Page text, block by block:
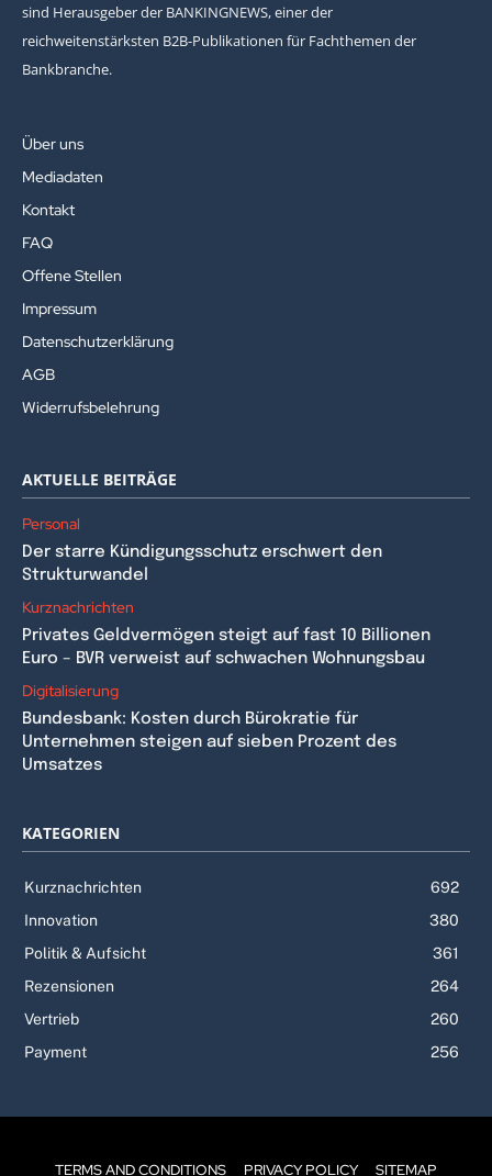
sind Herausgeber der BANKINGNEWS, einer der
reichweitenstärksten B2B-Publikationen für Fachthemen der
Bankbranche.
Über uns
Mediadaten
Kontakt
FAQ
Offene Stellen
Impressum
Datenschutzerklärung
AGB
Widerrufsbelehrung
AKTUELLE BEITRÄGE
Personal
Der starre Kündigungsschutz erschwert den
Strukturwandel
Kurznachrichten
Privates Geldvermögen steigt auf fast 10 Billionen
Euro – BVR verweist auf schwachen Wohnungsbau
Digitalisierung
Bundesbank: Kosten durch Bürokratie für
Unternehmen steigen auf sieben Prozent des
Umsatzes
KATEGORIEN
Kurznachrichten
692
Innovation
380
Politik & Aufsicht
361
Rezensionen
264
Vertrieb
260
Payment
256
TERMS AND CONDITIONS PRIVACY POLICY SITEMAP